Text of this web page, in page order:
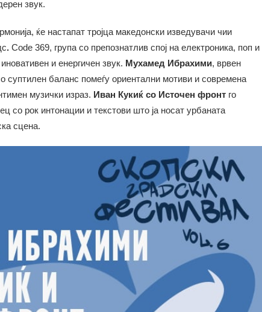
звук.
ќе настапат тројца македонски изведувачи чии
. Code 369, група со препознатлив спој на електроника, поп и
и енергичен звук. Мухамед Ибрахими, врвен
суптилен баланс помеѓу ориентални мотиви и современа
музички израз. Иван Кукиќ со Источен фронт го
со рок интонации и текстови што ја носат урбаната
сцена.